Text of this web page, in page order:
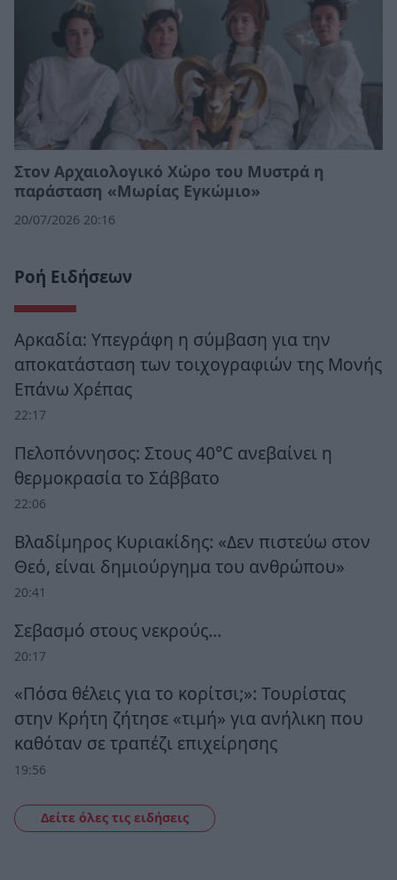
Στον Αρχαιολογικό Χώρο του Μυστρά η
παράσταση «Μωρίας Εγκώμιο»
20/07/2026 20:16
Ροή Ειδήσεων
Αρκαδία: Υπεγράφη η σύμβαση για την
αποκατάσταση των τοιχογραφιών της Μονής
Επάνω Χρέπας
22:17
Πελοπόννησος: Στους 40°C ανεβαίνει η
θερμοκρασία το Σάββατο
22:06
Βλαδίμηρος Κυριακίδης: «Δεν πιστεύω στον
Θεό, είναι δημιούργημα του ανθρώπου»
20:41
Σεβασμό στους νεκρούς…
20:17
«Πόσα θέλεις για το κορίτσι;»: Τουρίστας
στην Κρήτη ζήτησε «τιμή» για ανήλικη που
καθόταν σε τραπέζι επιχείρησης
19:56
Δείτε όλες τις ειδήσεις